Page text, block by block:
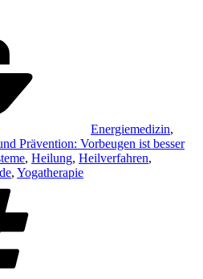
Energiemedizin,
Prävention: Vorbeugen ist besser
, Heilung, Heilverfahren,
, Yogatherapie